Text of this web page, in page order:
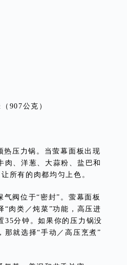
907公克）
压力锅。当萤幕面板出现
肉、洋葱、大蒜粉、盐巴和
所有的肉都均匀上色。
阀位于“密封”。萤幕面板
“肉类／炖菜”功能，高压进
分钟。如果你的压力锅没
那就选择“手动／高压烹煮”